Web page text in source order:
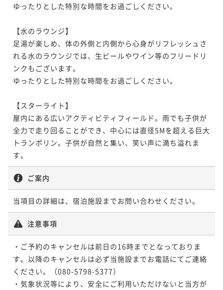
ゆったりとした特別な時間をお過ごしください。
【水のラウンジ】
足湯が楽しめ、体の外側と内側から心身がリフレッシュさ
れる水のラウンジでは、生ビールやワイン等のフリードリ
ンクもございます。
ゆったりとした特別な時間をお過ごしください。
【スターライト】
屋内にある広いアクティビティフィールド。雨でも子供が
全力で走り回ることができ、中心には直径5Mを超える巨大
トランポリン。子供が自然と集い、笑い声に満ち溢れま
す。
ご案内
当項目の詳細は、宿泊施設までお問い合わせください。
注意事項
・ご予約のキャンセルは前日の16時までとなっておりま
す。以降のキャンセルは必ず当施設までお電話にてご連絡
ください。（080-5798-5377）
・気象状況等により、安全にご利用いただけないと当方が